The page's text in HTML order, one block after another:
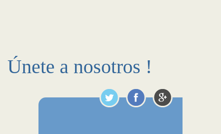
Únete a nosotros !